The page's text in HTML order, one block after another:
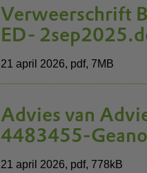
Verweerschrift
ED-
21 april 2026, pdf, 7MB
Advies van
4483455-
21 april 2026, pdf, 778kB